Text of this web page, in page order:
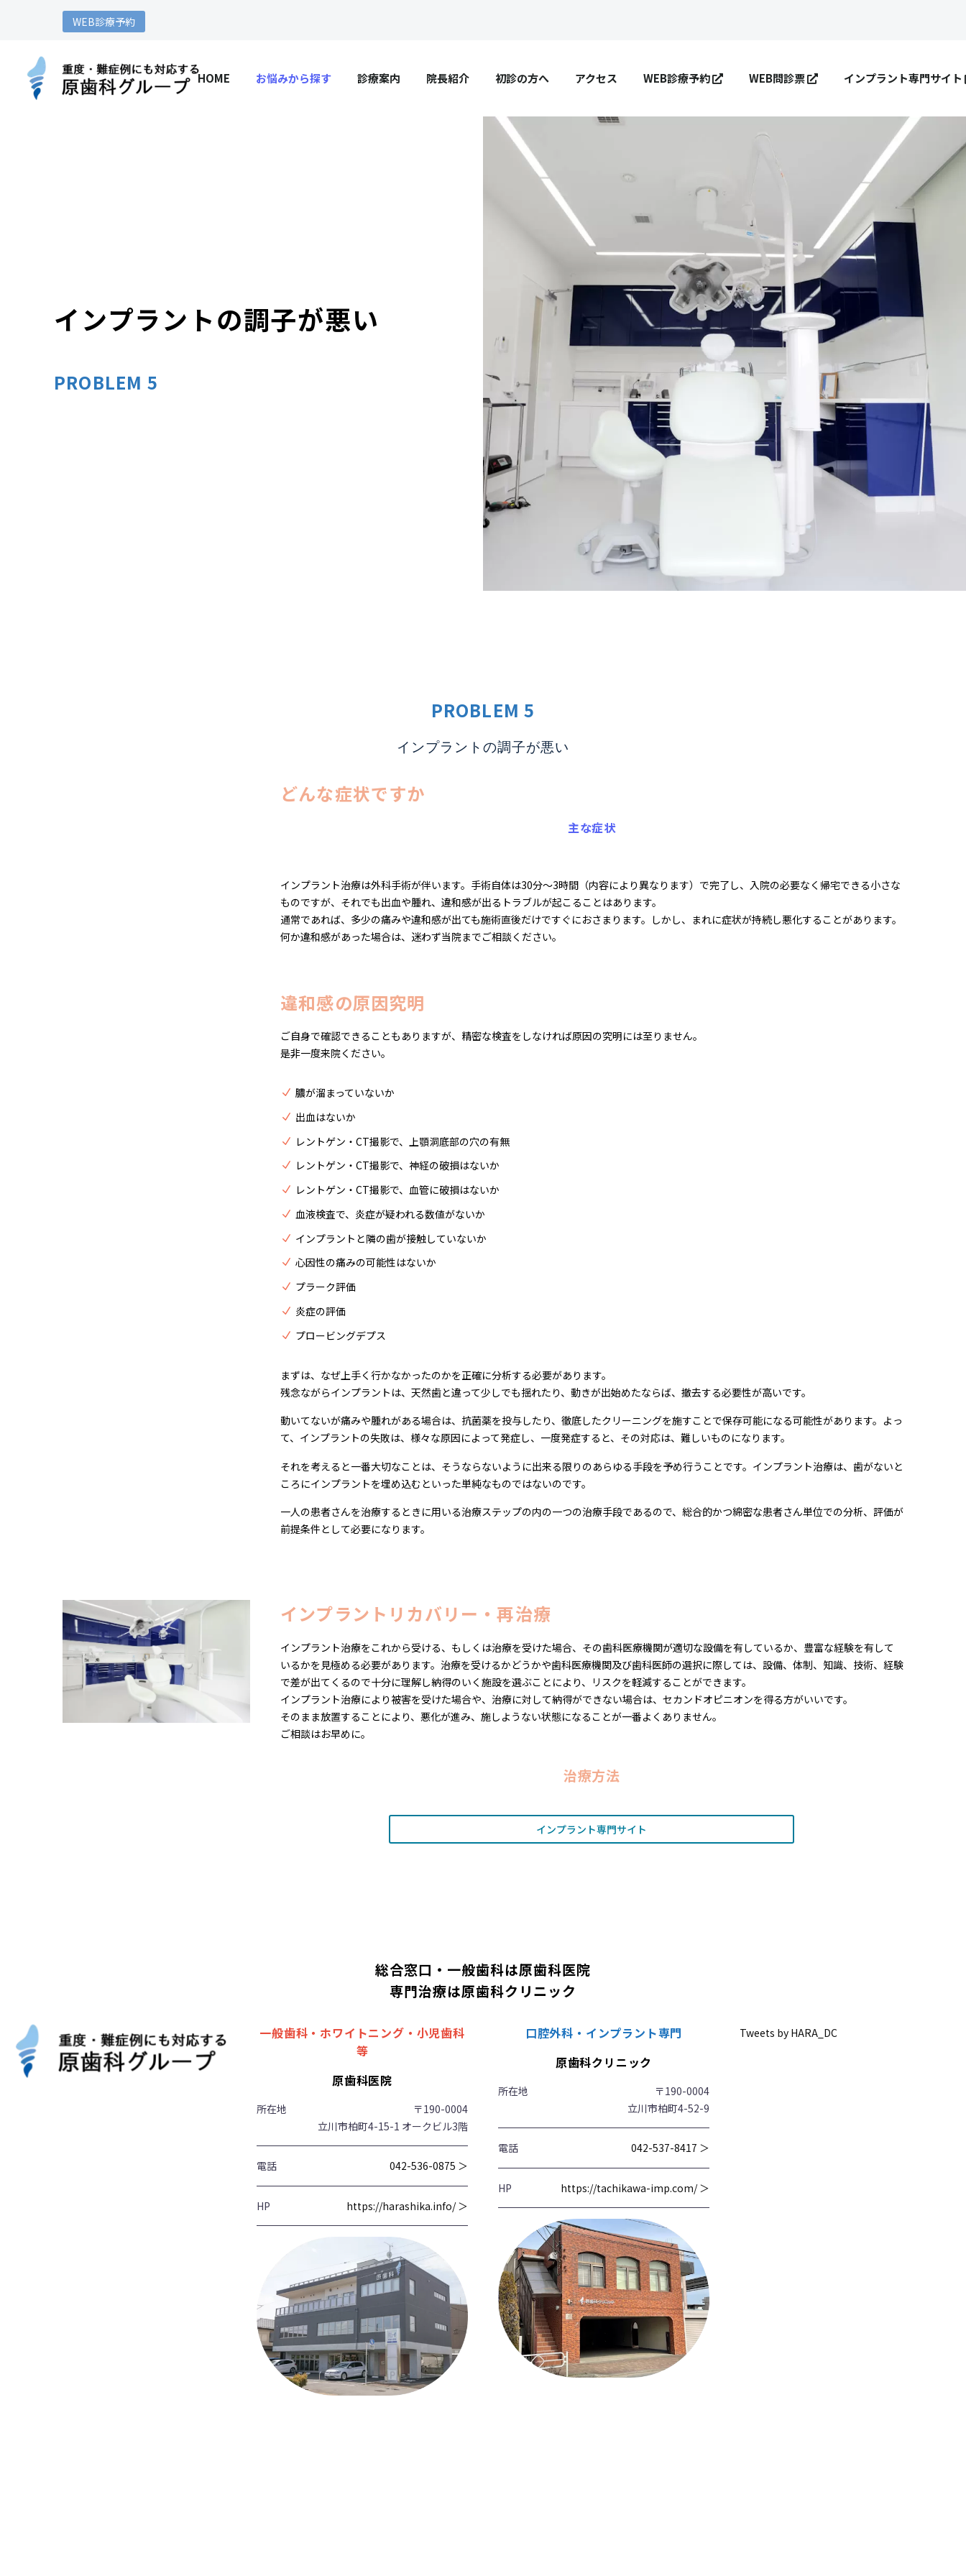
WEB診療予約
HOME お悩みから探す 診療案内 院長紹介 初診の方へ アクセス WEB診療予約 WEB問診票 インプラント専門サイト
インプラントの調⼦が悪い
PROBLEM 5
PROBLEM 5
インプラントの調⼦が悪い
どんな症状ですか
主な症状
インプラント治療は外科手術が伴います。手術自体は30分～3時間（内容により異なります）で完了し、入院の必要なく帰宅できる小さな
ものですが、それでも出血や腫れ、違和感が出るトラブルが起こることはあります。
通常であれば、多少の痛みや違和感が出ても施術直後だけですぐにおさまります。しかし、まれに症状が持続し悪化することがあります。
何か違和感があった場合は、迷わず当院までご相談ください。
違和感の原因究明
ご自身で確認できることもありますが、精密な検査をしなければ原因の究明には至りません。
是非一度来院ください。
膿が溜まっていないか
出血はないか
レントゲン・CT撮影で、上顎洞底部の穴の有無
レントゲン・CT撮影で、神経の破損はないか
レントゲン・CT撮影で、血管に破損はないか
血液検査で、炎症が疑われる数値がないか
インプラントと隣の歯が接触していないか
心因性の痛みの可能性はないか
プラーク評価
炎症の評価
プロービングデプス
まずは、なぜ上手く行かなかったのかを正確に分析する必要があります。
残念ながらインプラントは、天然歯と違って少しでも揺れたり、動きが出始めたならば、撤去する必要性が高いです。
動いてないが痛みや腫れがある場合は、抗菌薬を投与したり、徹底したクリーニングを施すことで保存可能になる可能性があります。よっ
て、インプラントの失敗は、様々な原因によって発症し、一度発症すると、その対応は、難しいものになります。
それを考えると一番大切なことは、そうならないように出来る限りのあらゆる手段を予め行うことです。インプラント治療は、歯がないと
ころにインプラントを埋め込むといった単純なものではないのです。
一人の患者さんを治療するときに用いる治療ステップの内の一つの治療手段であるので、総合的かつ綿密な患者さん単位での分析、評価が
前提条件として必要になります。
インプラントリカバリー・再治療
インプラント治療をこれから受ける、もしくは治療を受けた場合、その歯科医療機関が適切な設備を有しているか、豊富な経験を有して
いるかを見極める必要があります。治療を受けるかどうかや歯科医療機関及び歯科医師の選択に際しては、設備、体制、知識、技術、経験
で差が出てくるので十分に理解し納得のいく施設を選ぶことにより、リスクを軽減することができます。
インプラント治療により被害を受けた場合や、治療に対して納得ができない場合は、セカンドオピニオンを得る方がいいです。
そのまま放置することにより、悪化が進み、施しようない状態になることが一番よくありません。
ご相談はお早めに。
治療方法
インプラント専門サイト
総合窓口・一般歯科は原歯科医院
専門治療は原歯科クリニック
一般歯科・ホワイトニング・小児歯科
等
原歯科医院
所在地
〒190-0004
立川市柏町4-15-1 オークビル3階
電話 042-536-0875 ＞
HP https://harashika.info/ ＞
口腔外科・インプラント専門
原歯科クリニック
所在地
〒190-0004
立川市柏町4-52-9
電話 042-537-8417 ＞
HP https://tachikawa-imp.com/ ＞
Tweets by HARA_DC